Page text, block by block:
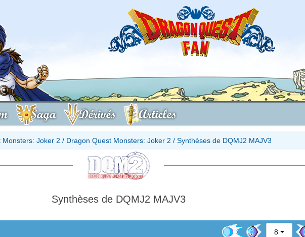
Saga Dérivés Articles
Monsters: Joker 2 / Dragon Quest Monsters: Joker 2 / Synthèses de DQMJ2 MAJV3
Synthèses de DQMJ2 MAJV3
8